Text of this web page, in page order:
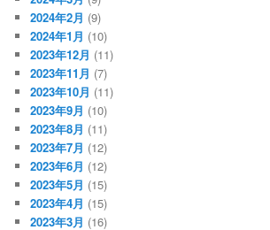
2024年2月 (9)
2024年1月 (10)
2023年12月 (11)
2023年11月 (7)
2023年10月 (11)
2023年9月 (10)
2023年8月 (11)
2023年7月 (12)
2023年6月 (12)
2023年5月 (15)
2023年4月 (15)
2023年3月 (16)